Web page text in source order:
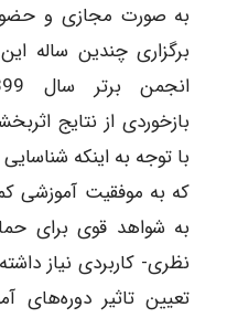
به صورت مجازی و
برگزاری چندین ساله
بازخوردی از نتایج
با توجه به اینکه
که به موفقیت آموزشی
به شواهد قوی برای
نظری- کاربردی نیاز
تعیین تاثیر